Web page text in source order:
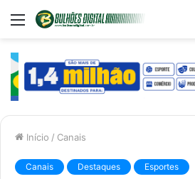
Menu
Início / Canais
Canais Destaques Esportes